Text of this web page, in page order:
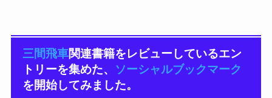
三間飛車関連書籍をレビューしているエン
トリーを集めた、 ソーシャルブックマーク
を開始してみました。